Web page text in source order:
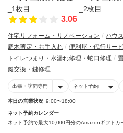
3.06
住宅リフォーム・リノベーション
ハウ
庭木剪定・お手入れ
便利屋・代行サー
トイレつまり・水漏れ修理・蛇口修理
鍵交換・鍵修理
出張・訪問専門 ネット予約
本日の営業状況 9:00〜18:00
ネット予約カレンダー
ネット予約で最大10,000円分のAmazonギフトカ